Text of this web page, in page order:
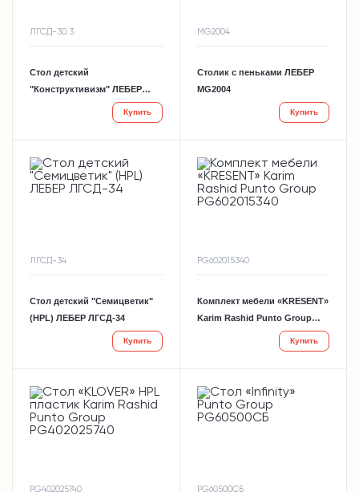
ЛГСД-30.3
Стол детский
"Конструктивизм" ЛЕБЕР
Купить
MG2004
Столик с пеньками ЛЕБЕР
MG2004
Купить
ЛГСД-34
Стол детский "Семицветик"
(HPL) ЛЕБЕР ЛГСД-34
Купить
PG602015340
Комплект мебели «KRESENT»
Karim Rashid Punto Group
Купить
PG402025740 PG60500СБ